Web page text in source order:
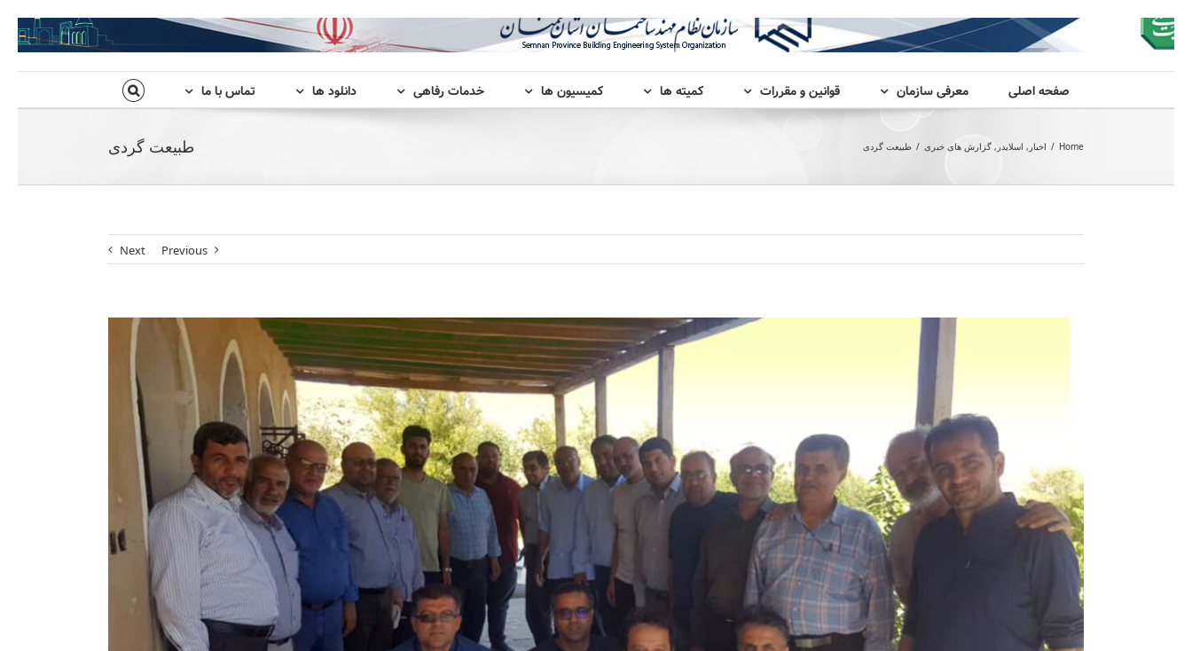
صفحه اصلی معرفی سازمان قوانین و مقررات کمیته ها کمیسیون ها خدمات رفاهی دانلود ها تماس با ما
طبیعت گردی Home
/ اخبار , اسلایدر , گزارش های خبری / طبیعت گردی
Previous
Next